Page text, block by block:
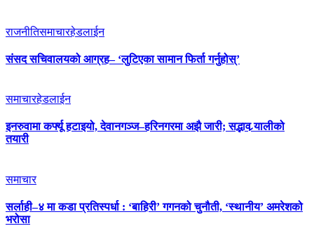
राजनीतिसमाचारहेडलाईन
संसद सचिवालयको आग्रह– ‘लुटिएका सामान फिर्ता गर्नुहोस्’
समाचारहेडलाईन
इनरुवामा कर्फ्यू हटाइयो, देवानगञ्ज–हरिनगरमा अझै जारी; सद्भाव र्‍यालीको
तयारी
समाचार
सर्लाही–४ मा कडा प्रतिस्पर्धा : ‘बाहिरी’ गगनको चुनौती, ‘स्थानीय’ अमरेशको
भरोसा